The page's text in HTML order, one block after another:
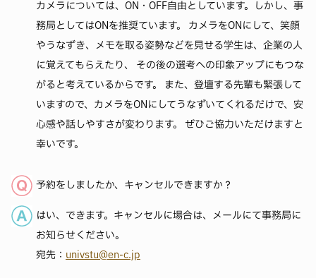
カメラについては、ON・OFF自由としています。しかし、事
務局としてはONを推奨ています。 カメラをONにして、笑顔
やうなずき、メモを取る姿勢などを見せる学生は、企業の人
に覚えてもらえたり、 その後の選考への印象アップにもつな
がると考えているからです。 また、登壇する先輩も緊張して
いますので、カメラをONにしてうなずいてくれるだけで、安
心感や話しやすさが変わります。 ぜひご協力いただけますと
幸いです。
予約をしましたか、キャンセルできますか？
はい、できます。キャンセルに場合は、メールにて事務局に
お知らせください。
宛先： univstu@en-c.jp